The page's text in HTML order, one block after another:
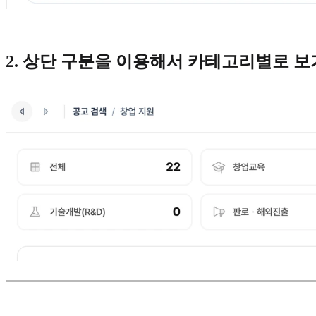
2. 상단 구분을 이용해서 카테고리별로 보